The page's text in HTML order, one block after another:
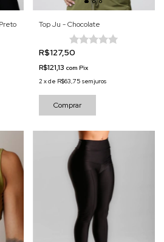
Top Ju - Chocolate
R$127,50
R$121,13 com Pix
2 xde R$63,75 sem juros
Comprar